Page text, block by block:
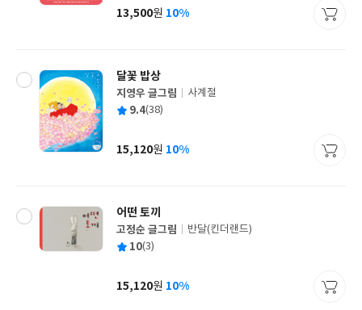
사
가
13,500원 10%
달꽃 밥상
글
쓴
지영우 글그림
출
사
사계절
평 9.4(38)
가
15,120원 10%
어떤 토끼
글
쓴
고정순 글그림
출
사
반달(킨더랜드)
평 10(3)
가
15,120원 10%